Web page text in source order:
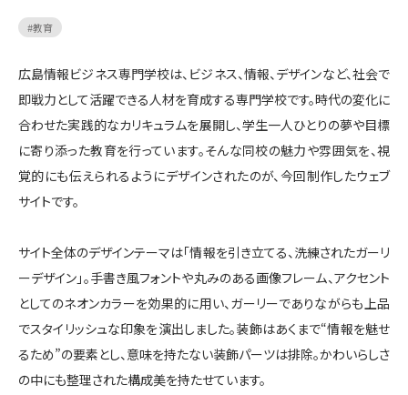
#教育
広島情報ビジネス専門学校は、ビジネス、情報、デザインなど、社会で
即戦力として活躍できる人材を育成する専門学校です。時代の変化に
合わせた実践的なカリキュラムを展開し、学生一人ひとりの夢や目標
に寄り添った教育を行っています。そんな同校の魅力や雰囲気を、視
覚的にも伝えられるようにデザインされたのが、今回制作したウェブ
サイトです。
サイト全体のデザインテーマは「情報を引き立てる、洗練されたガーリ
ーデザイン」。手書き風フォントや丸みのある画像フレーム、アクセント
としてのネオンカラーを効果的に用い、ガーリーでありながらも上品
でスタイリッシュな印象を演出しました。装飾はあくまで“情報を魅せ
るため”の要素とし、意味を持たない装飾パーツは排除。かわいらしさ
の中にも整理された構成美を持たせています。